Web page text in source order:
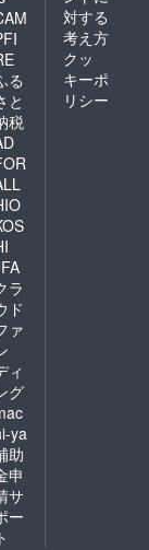
る
と
税
ラ
ド
ァ
ィ
グ
ya
助
申
サ
ー
ト
対する
考え方
クッ
キーポ
リシー